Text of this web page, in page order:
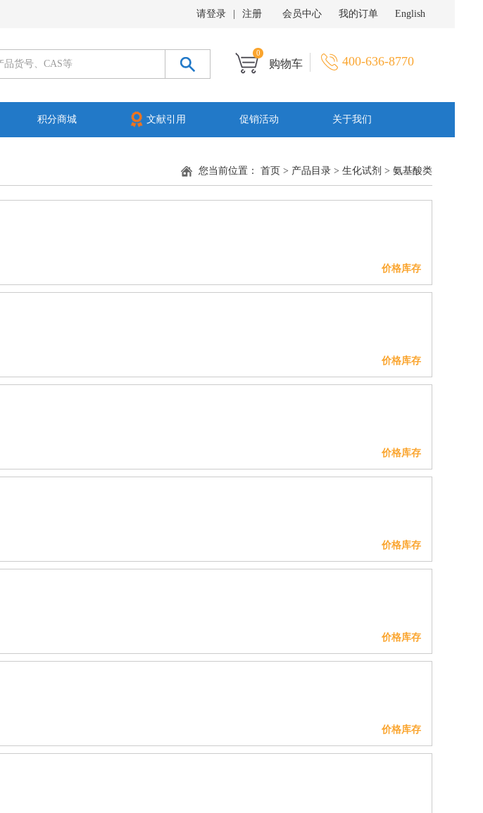
请登录 注册 会员中心 我的订单 English
0
购物车 400-636-8770
积分商城 文献引用 促销活动 关于我们
您当前位置： 首页 > 产品目录 > 生化试剂 > 氨基酸类
价格库存
价格库存
价格库存
价格库存
价格库存
价格库存